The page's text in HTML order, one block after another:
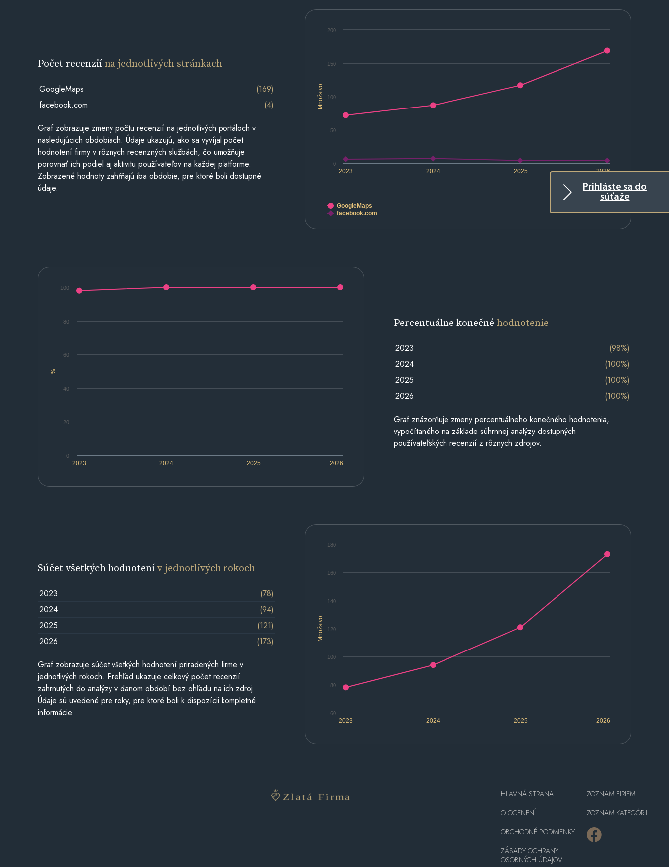
Prihláste sa do
súťaže
Množstvo
2023 2024 2025 2026
0
50
100
150
200
GoogleMaps
facebook.com
Počet recenziína jednotlivých stránkach
GoogleMaps
(169)
facebook.com
(4)
Graf zobrazuje zmeny počtu recenzií na jednotlivých portáloch v
nasledujúcich obdobiach. Údaje ukazujú, ako sa vyvíjal počet
hodnotení firmy v rôznych recenzných službách, čo umožňuje
porovnať ich podiel aj aktivitu používateľov na každej platforme.
Zobrazené hodnoty zahŕňajú iba obdobie, pre ktoré boli dostupné
údaje.
%
2023 2024 2025 2026
0
20
40
60
80
100
Percentuálne konečnéhodnotenie
2023
(98%)
2024
(100%)
2025
(100%)
2026
(100%)
Graf znázorňuje zmeny percentuálneho konečného hodnotenia,
vypočítaného na základe súhrnnej analýzy dostupných
používateľských recenzií z rôznych zdrojov.
Množstvo
2023 2024 2025 2026
60
80
100
120
140
160
180
Súčet všetkých hodnotenív jednotlivých rokoch
2023
(78)
2024
(94)
2025
(121)
2026
(173)
Graf zobrazuje súčet všetkých hodnotení priradených firme v
jednotlivých rokoch. Prehľad ukazuje celkový počet recenzií
zahrnutých do analýzy v danom období bez ohľadu na ich zdroj.
Údaje sú uvedené pre roky, pre ktoré boli k dispozícii kompletné
informácie.
HLAVNÁ STRANA
O OCENENÍ
OBCHODNÉ PODMIENKY
ZÁSADY OCHRANY
OSOBNÝCH ÚDAJOV
ZOZNAM FIRIEM
ZOZNAM KATEGÓRII